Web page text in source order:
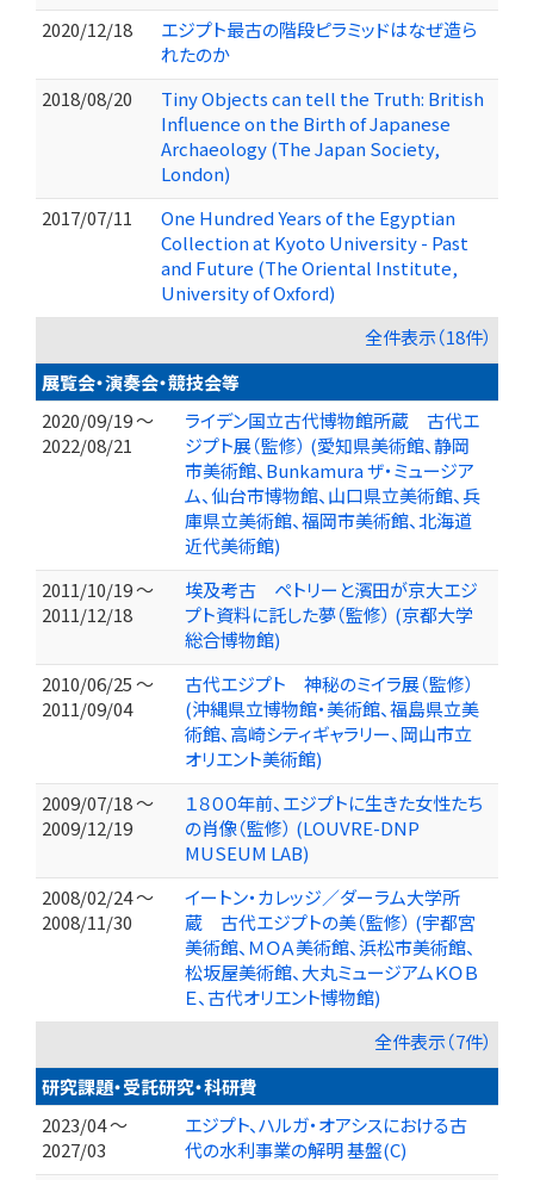
2020/12/18
エジプト最古の階段ピラミッドはなぜ造ら
れたのか
2018/08/20
Tiny Objects can tell the Truth: British
Influence on the Birth of Japanese
Archaeology (The Japan Society,
London)
2017/07/11
One Hundred Years of the Egyptian
Collection at Kyoto University - Past
and Future (The Oriental Institute,
University of Oxford)
全件表示（18件）
展覧会・演奏会・競技会等
2020/09/19 ～
2022/08/21
ライデン国立古代博物館所蔵 古代エ
ジプト展（監修） (愛知県美術館、静岡
市美術館、Bunkamura ザ・ミュージア
ム、仙台市博物館、山口県立美術館、兵
庫県立美術館、福岡市美術館、北海道
近代美術館)
2011/10/19 ～
2011/12/18
埃及考古 ペトリーと濱田が京大エジ
プト資料に託した夢（監修） (京都大学
総合博物館)
2010/06/25 ～
2011/09/04
古代エジプト 神秘のミイラ展（監修）
(沖縄県立博物館・美術館、福島県立美
術館、高崎シティギャラリー、岡山市立
オリエント美術館)
2009/07/18 ～
2009/12/19
１８００年前、エジプトに生きた女性たち
の肖像（監修） (LOUVRE-DNP
MUSEUM LAB)
2008/02/24 ～
2008/11/30
イートン・カレッジ／ダーラム大学所
蔵 古代エジプトの美（監修） (宇都宮
美術館、ＭＯＡ美術館、浜松市美術館、
松坂屋美術館、大丸ミュージアムＫＯＢ
Ｅ、古代オリエント博物館)
全件表示（7件）
研究課題・受託研究・科研費
2023/04 ～
2027/03
エジプト、ハルガ・オアシスにおける古
代の水利事業の解明 基盤(C)